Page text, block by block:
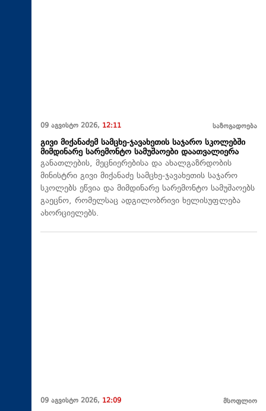
09 აგვისტო 2026, 12:11 საზოგადოება
გივი მიქანაძემ სამცხე-ჯავახეთის საჯარო სკოლებში
მიმდინარე სარემონტო სამუშაოები დაათვალიერა
განათლების, მეცნიერებისა და ახალგაზრდობის
მინისტრი გივი მიქანაძე სამცხე-ჯავახეთის საჯარო
სკოლებს ეწვია და მიმდინარე სარემონტო სამუშაოებს
გაეცნო, რომელსაც ადგილობრივი ხელისუფლება
ახორციელებს.
09 აგვისტო 2026, 12:09 მსოფლიო